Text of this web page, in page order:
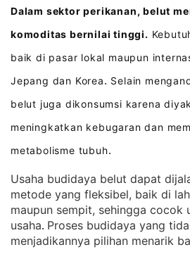
Dalam sektor perikanan, belut
komoditas bernilai tinggi.
baik di pasar lokal maupun
Jepang dan Korea. Selain
belut juga dikonsumsi karena
meningkatkan kebugaran dan
metabolisme tubuh.
Usaha budidaya belut dapat
metode yang fleksibel, baik di
maupun sempit, sehingga cocok
usaha. Proses budidaya yang
menjadikannya pilihan menarik